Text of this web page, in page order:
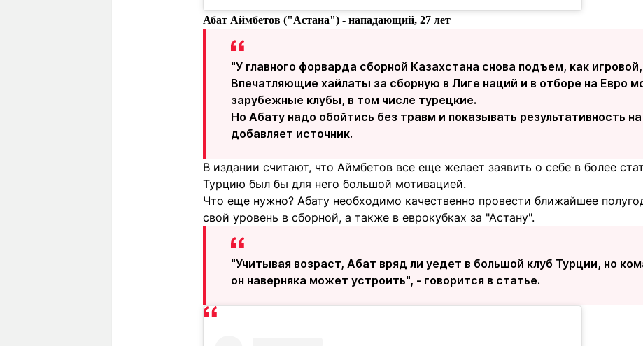
Абат Аймбетов ("Астана") - нападающий, 27 лет
"У главного форварда сборной Казахстана снова подъем, как
Впечатляющие хайлаты за сборную в Лиге наций и в отборе на Евро
зарубежные клубы, в том числе турецкие.
Но Абату надо обойтись без травм и показывать результативность
добавляет источник.
В издании считают, что Аймбетов все еще желает заявить о себе в более
Турцию был бы для него большой мотивацией.
Что еще нужно? Абату необходимо качественно провести ближайшее
свой уровень в сборной, а также в еврокубках за "Астану".
"Учитывая возраст, Абат вряд ли уедет в большой клуб Турции, но
он наверняка может устроить", - говорится в статье.